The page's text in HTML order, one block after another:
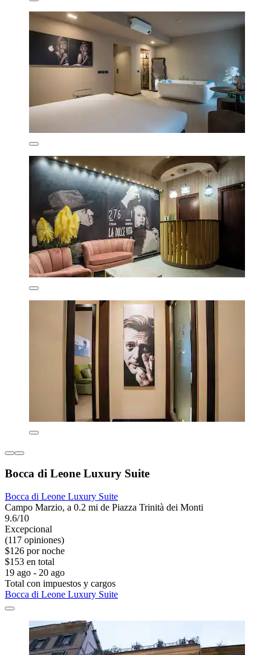
Bocca di Leone Luxury Suite
Bocca di Leone Luxury Suite
Campo Marzio, a 0.2 mi de Piazza Trinità dei Monti
9.6/10
Excepcional
(117 opiniones)
$126 por noche
$153 en total
19 ago - 20 ago
Total con impuestos y cargos
Bocca di Leone Luxury Suite